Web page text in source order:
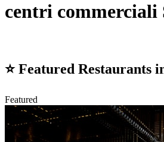
centri
⭐Featured Restaurants
Featured